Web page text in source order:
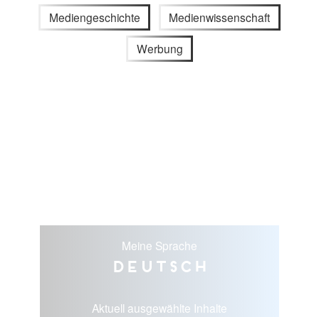
Mediengeschichte Medienwissenschaft
Werbung
Meine Sprache
Deutsch
Aktuell ausgewählte Inhalte